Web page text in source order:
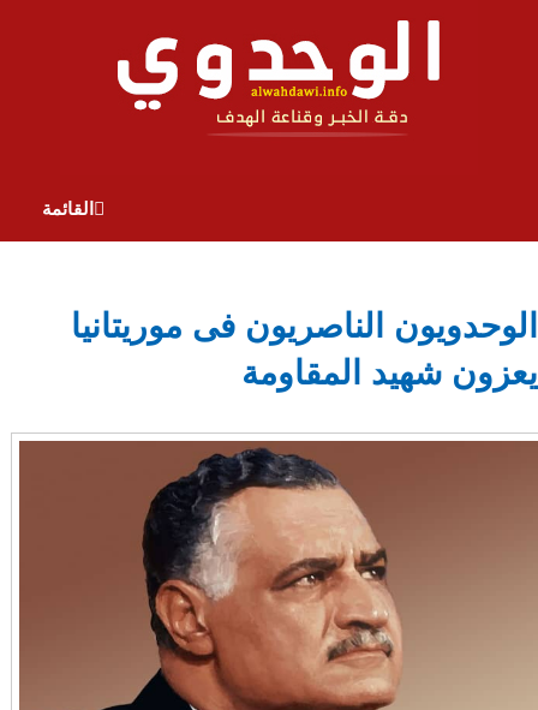
القائمة
الوحدويون الناصريون فى موريتانيا
يعزون شهيد المقاومة